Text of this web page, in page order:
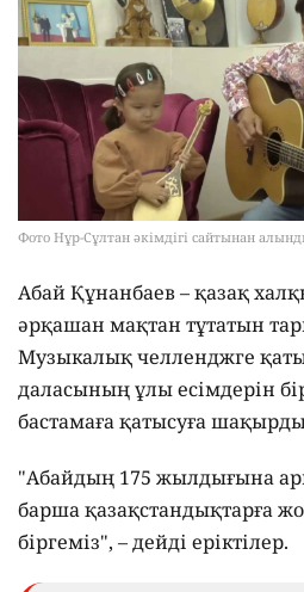
Фото Нұр-Сұлтан әкімдігі сайтынан
Абай Құнанбаев – қазақ
әрқашан мақтан тұтатын
Музыкалық челленджге
даласының ұлы есімдерін
бастамаға қатысуға
"Абайдың 175 жылдығына
барша қазақстандықтарға
біргеміз", – дейді еріктілер.